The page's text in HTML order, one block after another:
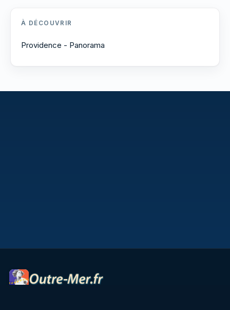
À DÉCOUVRIR
Providence - Panorama